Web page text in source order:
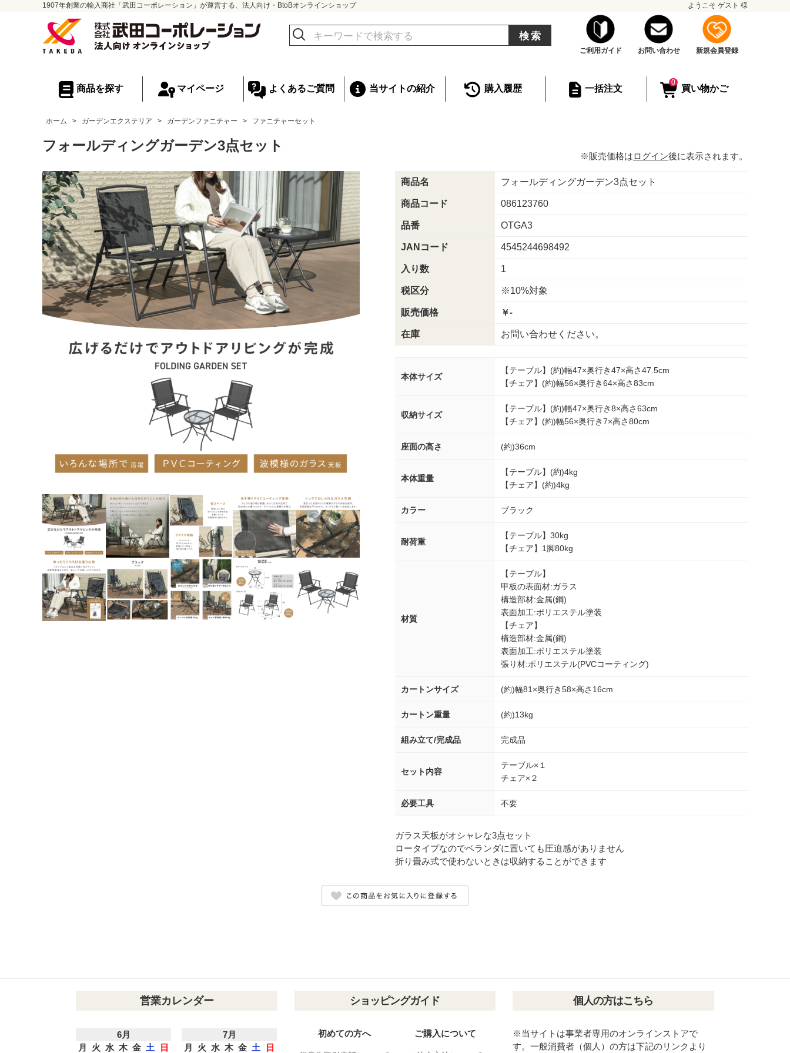
1907年創業の輸入商社「武田コーポレーション」が運営する、法人向け・BtoBオンラインショップ ようこそ ゲスト 様
検索
ご利用ガイド お問い合わせ 新規会員登録
商品を探す マイページ よくあるご質問 当サイトの紹介 購入履歴 一括注文
0
買い物かご
※販売価格はログイン後に表示されます。
ホーム > ガーデンエクステリア > ガーデンファニチャー > ファニチャーセット
フォールディングガーデン3点セット
商品名 フォールディングガーデン3点セット
商品コード 086123760
品番 OTGA3
JANコード 4545244698492
入り数 1
税区分 ※10%対象
販売価格 ￥-
在庫 お問い合わせください。
本体サイズ
【テーブル】(約)幅47×奥行き47×高さ47.5cm
【チェア】(約)幅56×奥行き64×高さ83cm
収納サイズ
【テーブル】(約)幅47×奥行き8×高さ63cm
【チェア】(約)幅56×奥行き7×高さ80cm
座面の高さ (約)36cm
本体重量
【テーブル】(約)4kg
【チェア】(約)4kg
カラー ブラック
耐荷重
【テーブル】30kg
【チェア】1脚80kg
材質
【テーブル】
甲板の表面材:ガラス
構造部材:金属(鋼)
表面加工:ポリエステル塗装
【チェア】
構造部材:金属(鋼)
表面加工:ポリエステル塗装
張り材:ポリエステル(PVCコーティング)
カートンサイズ (約)幅81×奥行き58×高さ16cm
カートン重量 (約)13kg
組み立て/完成品 完成品
セット内容
テーブル×１
チェア×２
必要工具 不要
ガラス天板がオシャレな3点セット
ロータイプなのでベランダに置いても圧迫感がありません
折り畳み式で使わないときは収納することができます
営業カレンダー
6月
月
火 水 木 金 土 日
7月
月
火 水 木 金 土 日
ショッピングガイド
初めての方へ ご購入について
個人の方はこちら
※当サイトは事業者専用のオンラインストアで
す。一般消費者（個人）の方は下記のリンクより